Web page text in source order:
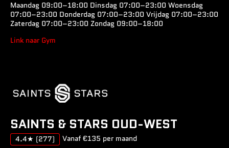
Maandag 09:00–18:00 Dinsdag 07:00–23:00 Woensdag
07:00–23:00 Donderdag 07:00–23:00 Vrijdag 07:00–23:00
Zaterdag 07:00–23:00 Zondag 09:00–18:00
Link naar Gym
SAINTS & STARS OUD-WEST
4.4★ (277)
Vanaf €135 per maand